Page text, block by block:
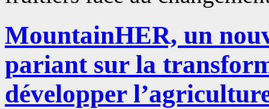
MountainHER, un
pariant sur la
développer